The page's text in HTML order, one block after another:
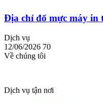
Địa chỉ đổ mực máy in
Dịch vụ
12/06/2026 70
Về chúng tôi
Dịch vụ tận nơi